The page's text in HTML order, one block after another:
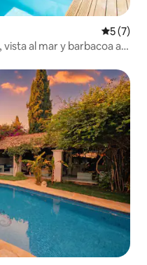
5 (7)
al mar y barbacoa al